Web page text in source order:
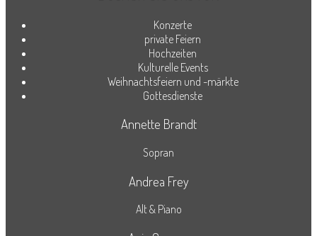
Konzerte
private Feiern
Hochzeiten
Kulturelle Events
Weihnachtsfeiern und -märkte
Gottesdienste
Annette Brandt
Sopran
Andrea Frey
Alt & Piano